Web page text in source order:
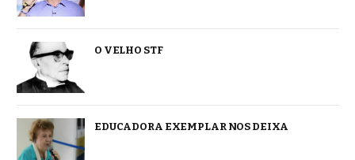
O VELHO STF
EDUCADORA EXEMPLAR NOS DEIXA